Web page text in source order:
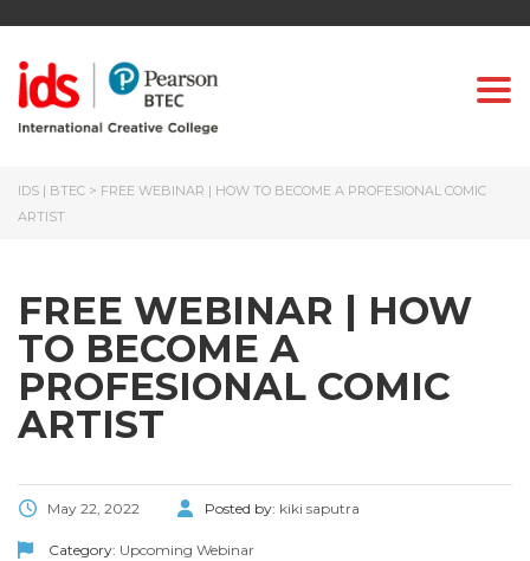
IDS | BTEC > FREE WEBINAR | HOW TO BECOME A PROFESIONAL COMIC
ARTIST
FREE WEBINAR | HOW
TO BECOME A
PROFESIONAL COMIC
ARTIST
May 22, 2022 Posted by: kiki saputra
Category: Upcoming Webinar